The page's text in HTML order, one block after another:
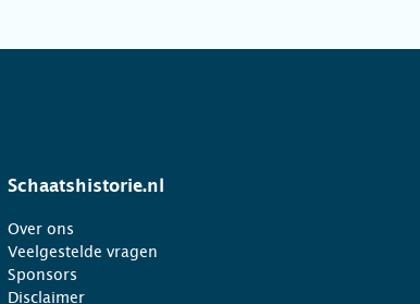
Schaatshistorie.nl
Over ons
Veelgestelde vragen
Sponsors
Disclaimer